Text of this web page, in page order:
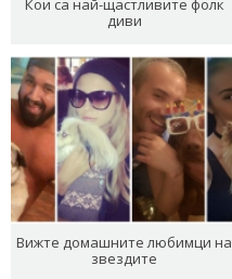
Кои са най-щастливите фолк
диви
Вижте домашните любимци на
звездите